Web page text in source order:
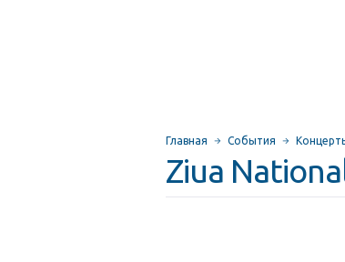
Главная События
Ziua